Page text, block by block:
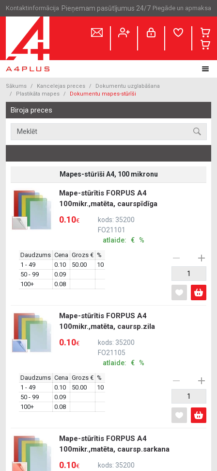
Kontaktinformācija Pieņemam pasūtījumus 24/7 Piegāde un apmaksa
Sākums Kancelejas preces
Dokumentu uzglabāšana
Plastikāta mapes
Dokumentu mapes-stūrīši
Biroja preces
Mapes-stūrīši A4, 100 mikronu
Mape-stūrītis FORPUS A4
100mikr.,matēta, caurspīdīga
0.10€
kods: 35200
FO21101
atlaide: € %
Daudzums Cena Grozs € %
1 - 49
0.10 50.00
10
50 - 99
0.09
100+
0.08
Mape-stūrītis FORPUS A4
100mikr.,matēta, caursp.zila
0.10€
kods: 35200
FO21105
atlaide: € %
Daudzums Cena Grozs € %
1 - 49
0.10 50.00
10
50 - 99
0.09
100+
0.08
Mape-stūrītis FORPUS A4
100mikr.,matēta, caursp.sarkana
0.10€
kods: 35200